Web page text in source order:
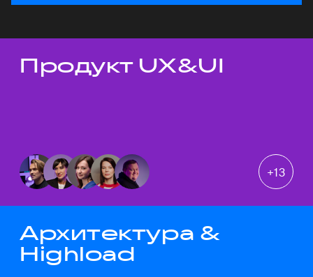
Темы докладов
Продукт UX&UI
+13
Архитектура &
Highload